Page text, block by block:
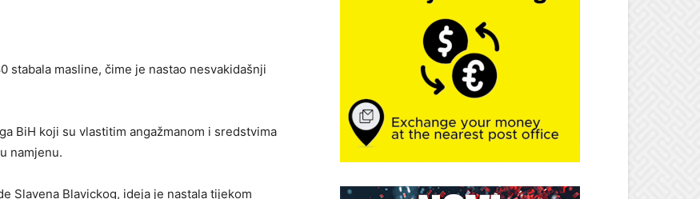
stabala masline, čime je nastao nesvakidašnji
BiH koji su vlastitim angažmanom i sredstvima
namjenu.
Slavena Blavickog, ideja je nastala tijekom